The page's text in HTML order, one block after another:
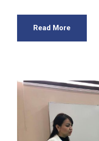
Read More